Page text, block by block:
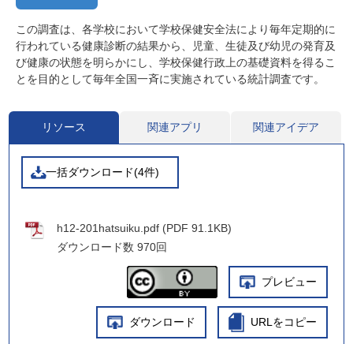
この調査は、各学校において学校保健安全法により毎年定期的に
行われている健康診断の結果から、児童、生徒及び幼児の発育及
び健康の状態を明らかにし、学校保健行政上の基礎資料を得るこ
とを目的として毎年全国一斉に実施されている統計調査です。
リソース 関連アプリ 関連アイデア
一括ダウンロード(4件)
h12-201hatsuiku.pdf (PDF 91.1KB)
ダウンロード数 970回
プレビュー
ダウンロード URLをコピー